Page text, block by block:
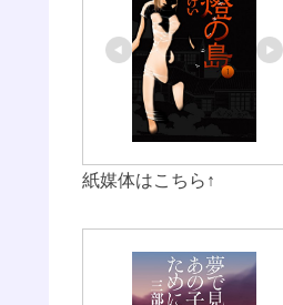
紙媒体はこちら↑